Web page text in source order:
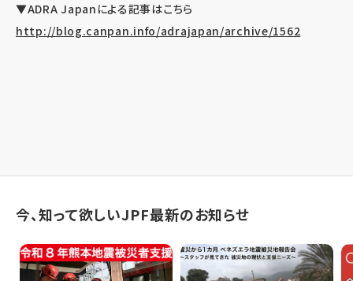
▼ADRA Japanによる記事はこちら
http://blog.canpan.info/adrajapan/archive/1562
今、知って欲しいJPF最新のお知らせ